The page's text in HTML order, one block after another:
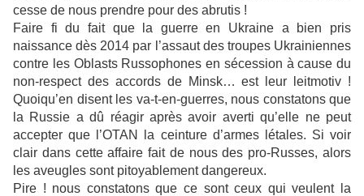
cesse de nous prendre pour des abrutis !
Faire fi du fait que la guerre en Ukraine a bien pris
naissance dès 2014 par l’assaut des troupes Ukrainiennes
contre les Oblasts Russophones en sécession à cause du
non-respect des accords de Minsk… est leur leitmotiv !
Quoiqu’en disent les va-t-en-guerres, nous constatons que
la Russie a dû réagir après avoir averti qu’elle ne peut
accepter que l’OTAN la ceinture d’armes létales. Si voir
clair dans cette affaire fait de nous des pro-Russes, alors
les aveugles sont pitoyablement dangereux.
Pire ! nous constatons que ce sont ceux qui veulent la